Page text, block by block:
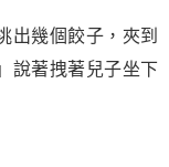
幾個餃子，夾到
說著拽著兒子坐下